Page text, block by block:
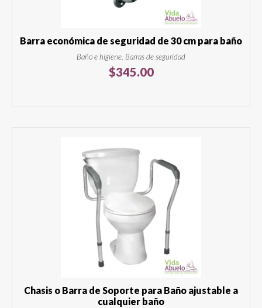
Barra económica de seguridad de 30 cm para baño
Baño e higiene, Barras de seguridad
$345.00
Chasis o Barra de Soporte para Baño ajustable a
cualquier baño